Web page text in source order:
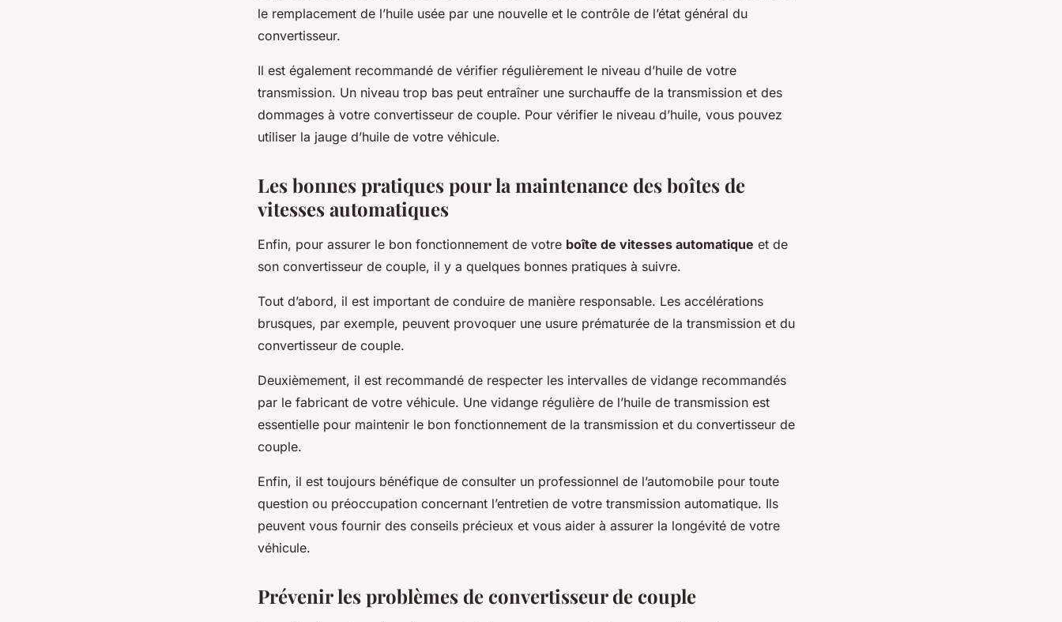
le remplacement de l’huile usée par une nouvelle et le contrôle de l’état général du
convertisseur.
Il est également recommandé de vérifier régulièrement le niveau d’huile de votre
transmission. Un niveau trop bas peut entraîner une surchauffe de la transmission et des
dommages à votre convertisseur de couple. Pour vérifier le niveau d’huile, vous pouvez
utiliser la jauge d’huile de votre véhicule.
Les bonnes pratiques pour la maintenance des boîtes de
vitesses automatiques
Enfin, pour assurer le bon fonctionnement de votre boîte de vitesses automatique et de
son convertisseur de couple, il y a quelques bonnes pratiques à suivre.
Tout d’abord, il est important de conduire de manière responsable. Les accélérations
brusques, par exemple, peuvent provoquer une usure prématurée de la transmission et du
convertisseur de couple.
Deuxièmement, il est recommandé de respecter les intervalles de vidange recommandés
par le fabricant de votre véhicule. Une vidange régulière de l’huile de transmission est
essentielle pour maintenir le bon fonctionnement de la transmission et du convertisseur de
couple.
Enfin, il est toujours bénéfique de consulter un professionnel de l’automobile pour toute
question ou préoccupation concernant l’entretien de votre transmission automatique. Ils
peuvent vous fournir des conseils précieux et vous aider à assurer la longévité de votre
véhicule.
Prévenir les problèmes de convertisseur de couple